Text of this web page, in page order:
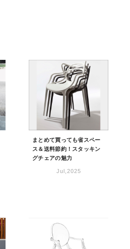
まとめて買っても省スペー
ス＆送料節約！スタッキン
グチェアの魅力
Jul,2025